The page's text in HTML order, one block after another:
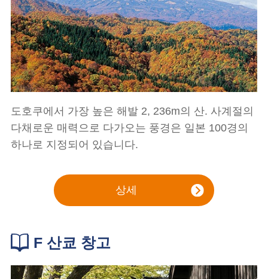
도호쿠에서 가장 높은 해발 2, 236m의 산. 사계절의
다채로운 매력으로 다가오는 풍경은 일본 100경의
하나로 지정되어 있습니다.
상세
F 산쿄 창고